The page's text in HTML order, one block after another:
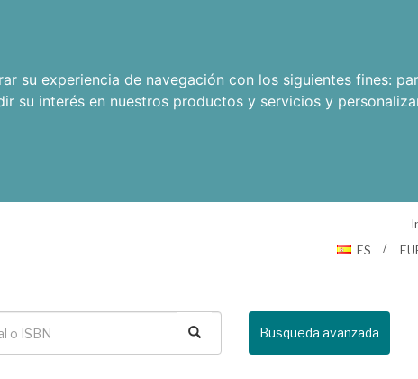
su experiencia de navegación con los siguientes fines:
su interés en nuestros productos y servicios y
ES
Busqueda avanzada